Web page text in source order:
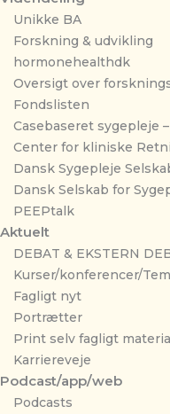
Unikke BA
Forskning & udvikling
hormonehealthdk
Oversigt over
Fondslisten
Casebaseret sygepleje
Center for kliniske
Dansk Sygepleje
Dansk Selskab for
PEEPtalk
Aktuelt
DEBAT & EKSTERN
Kurser/konferencer/
Fagligt nyt
Portrætter
Print selv fagligt
Karriereveje
Podcast/app/web
Podcasts